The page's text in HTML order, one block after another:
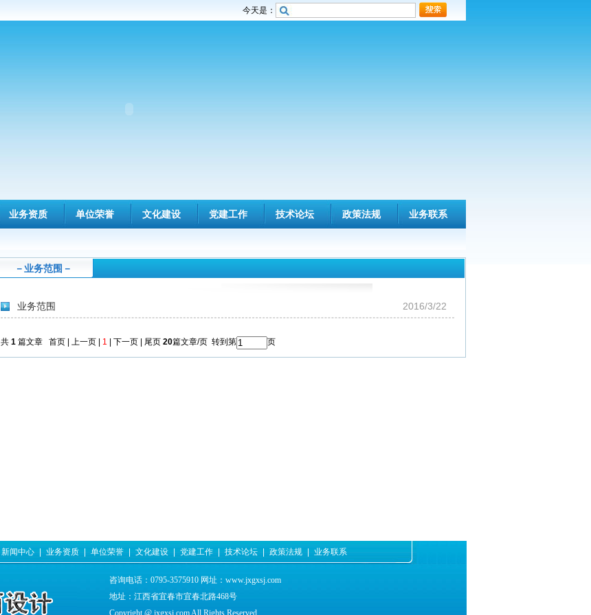
今天是：
业务资质 单位荣誉 文化建设 党建工作 技术论坛 政策法规 业务联系
－业务范围－
业务范围 2016/3/22
共 1 篇文章 首页 | 上一页 | 1 | 下一页 | 尾页 20篇文章/页 转到第 页
新闻中心 业务资质 单位荣誉 文化建设 党建工作 技术论坛 政策法规 业务联系
咨询电话：0795-3575910 网址：www.jxgxsj.com
地址：江西省宜春市宜春北路468号
Copyright @ jxgxsj.com All Rights Reserved.